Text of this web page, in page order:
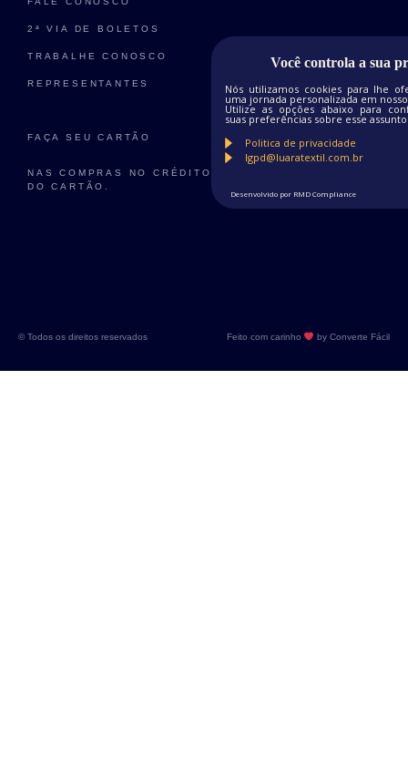
2ª VIA DE BOLETOS
TRABALHE CONOSCO
REPRESENTANTES
FAÇA SEU CARTÃO
NAS COMPRAS NO CRÉDITO TAXA DE 3%
DO CARTÃO.
© Todos os direitos reservados Feito com carinho by Converte Fácil
Você controla a sua
Nós utilizamos cookies para lhe
uma jornada personalizada em
Utilize as opções abaixo para
suas preferências sobre esse
Politica de privacidade
lgpd@luaratextil.com.br
Desenvolvido por RMD Compliance